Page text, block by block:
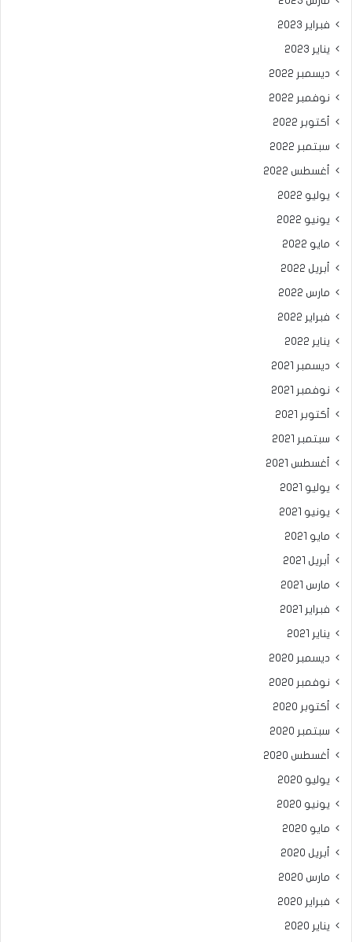
فبراير 2023
يناير 2023
ديسمبر 2022
نوفمبر 2022
أكتوبر 2022
سبتمبر 2022
أغسطس 2022
يوليو 2022
يونيو 2022
مايو 2022
أبريل 2022
مارس 2022
فبراير 2022
يناير 2022
ديسمبر 2021
نوفمبر 2021
أكتوبر 2021
سبتمبر 2021
أغسطس 2021
يوليو 2021
يونيو 2021
مايو 2021
أبريل 2021
مارس 2021
فبراير 2021
يناير 2021
ديسمبر 2020
نوفمبر 2020
أكتوبر 2020
سبتمبر 2020
أغسطس 2020
يوليو 2020
يونيو 2020
مايو 2020
أبريل 2020
مارس 2020
فبراير 2020
يناير 2020